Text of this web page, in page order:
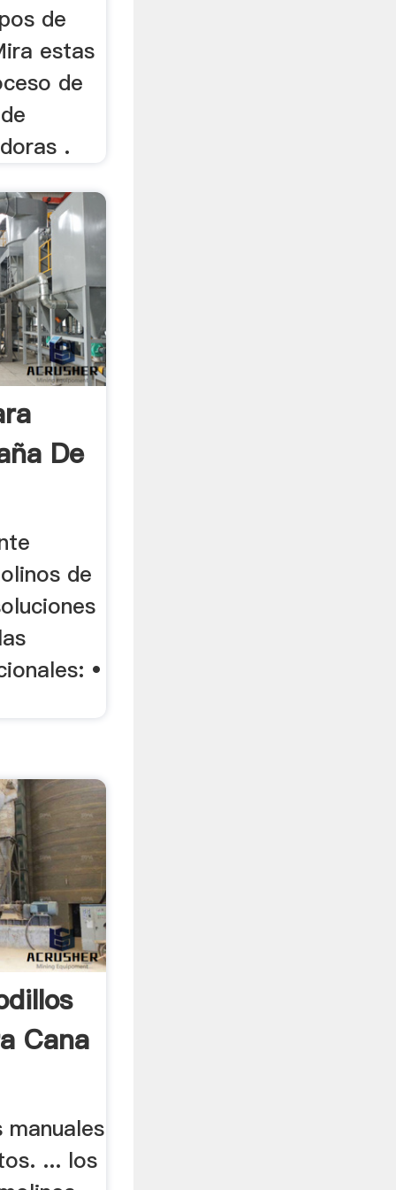
de
estas
de
.
De
de
•
Cana
... los